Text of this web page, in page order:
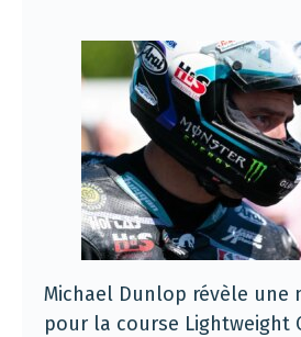
Michael Dunlop révèle une
pour la course Lightweight